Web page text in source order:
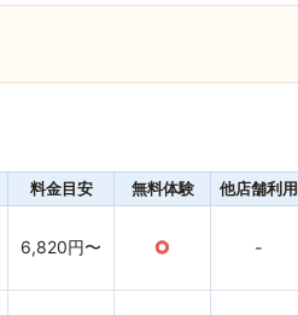
料金目安 無料体験 他店舗利用
6,820円〜 ○ -